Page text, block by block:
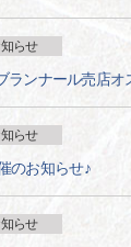
らせ
ランナール売店
らせ
のお知らせ♪
らせ